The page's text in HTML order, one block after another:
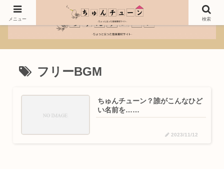
フリーBGM
ちゅんチューン？誰がこんなひど
い名前を……
2023/11/12
メニュー 検索